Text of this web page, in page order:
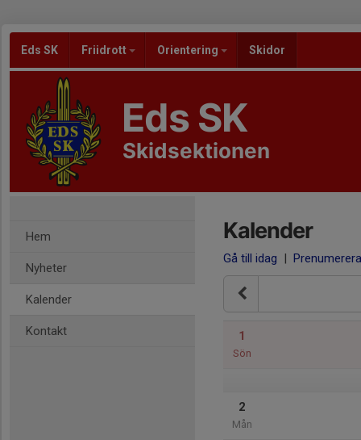
Eds SK Friidrott Orientering Skidor
Eds SK
Skidsektionen
Hem
Nyheter
Kalender
Kontakt
Kalender
Gå till idag | Prenumerera
1
Sön
2
Mån